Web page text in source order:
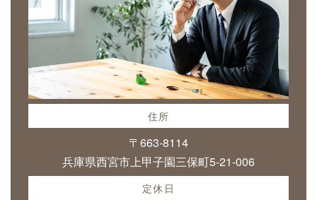
住所
〒663-8114
兵庫県西宮市上甲子園三保町5-21-006
定休日